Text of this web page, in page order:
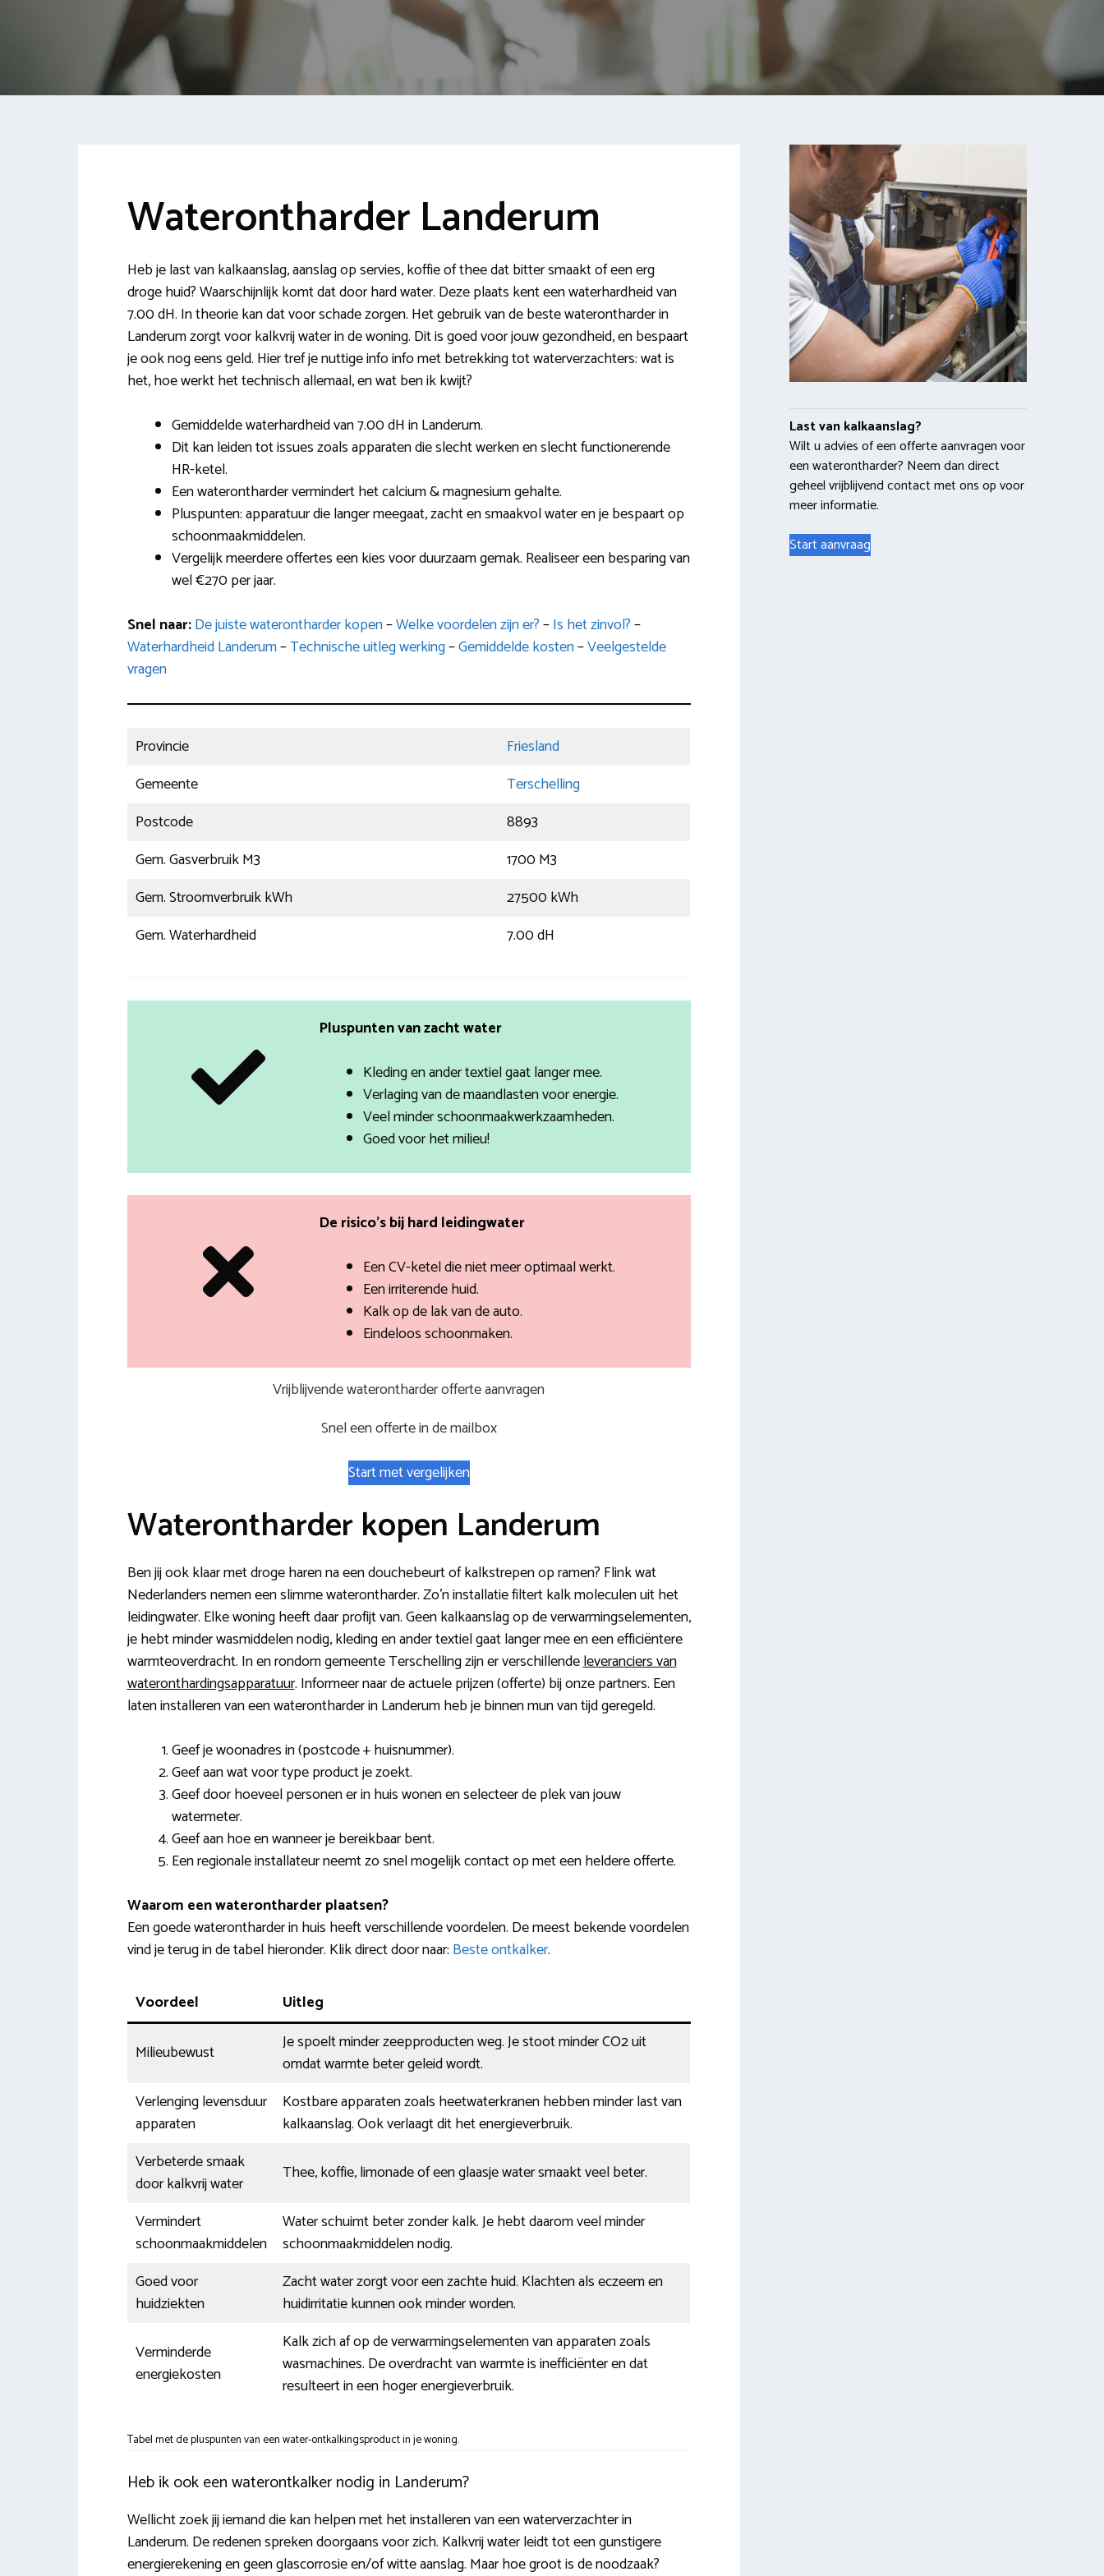
Waterontharder Landerum
Heb je last van kalkaanslag, aanslag op servies, koffie of thee dat bitter smaakt of een erg
droge huid? Waarschijnlijk komt dat door hard water. Deze plaats kent een waterhardheid van
7.00 dH. In theorie kan dat voor schade zorgen. Het gebruik van de beste waterontharder in
Landerum zorgt voor kalkvrij water in de woning. Dit is goed voor jouw gezondheid, en bespaart
je ook nog eens geld. Hier tref je nuttige info info met betrekking tot waterverzachters: wat is
het, hoe werkt het technisch allemaal, en wat ben ik kwijt?
Gemiddelde waterhardheid van 7.00 dH in Landerum.
Dit kan leiden tot issues zoals apparaten die slecht werken en slecht functionerende
HR-ketel.
Een waterontharder vermindert het calcium & magnesium gehalte.
Pluspunten: apparatuur die langer meegaat, zacht en smaakvol water en je bespaart op
schoonmaakmiddelen.
Vergelijk meerdere offertes een kies voor duurzaam gemak. Realiseer een besparing van
wel €270 per jaar.
Snel naar:De juiste waterontharder kopen–Welke voordelen zijn er?–Is het zinvol?–
Waterhardheid Landerum–Technische uitleg werking–Gemiddelde kosten–Veelgestelde
vragen
Provincie
Friesland
Gemeente
Terschelling
Postcode
8893
Gem. Gasverbruik M3
1700 M3
Gem. Stroomverbruik kWh
27500 kWh
Gem. Waterhardheid
7.00 dH
Pluspunten van zacht water
Kleding en ander textiel gaat langer mee.
Verlaging van de maandlasten voor energie.
Veel minder schoonmaakwerkzaamheden.
Goed voor het milieu!
De risico’s bij hard leidingwater
Een CV-ketel die niet meer optimaal werkt.
Een irriterende huid.
Kalk op de lak van de auto.
Eindeloos schoonmaken.
Vrijblijvende waterontharder offerte aanvragen
Snel een offerte in de mailbox
Start met vergelijken
Waterontharder kopen Landerum
Ben jij ook klaar met droge haren na een douchebeurt of kalkstrepen op ramen? Flink wat
Nederlanders nemen een slimme waterontharder. Zo’n installatie filtert kalk moleculen uit het
leidingwater. Elke woning heeft daar profijt van. Geen kalkaanslag op de verwarmingselementen,
je hebt minder wasmiddelen nodig, kleding en ander textiel gaat langer mee en een efficiëntere
warmteoverdracht. In en rondom gemeente Terschelling zijn er verschillendeleveranciers van
wateronthardingsapparatuur. Informeer naar de actuele prijzen (offerte) bij onze partners. Een
laten installeren van een waterontharder in Landerum heb je binnen mun van tijd geregeld.
Geef je woonadres in (postcode + huisnummer).
Geef aan wat voor type product je zoekt.
Geef door hoeveel personen er in huis wonen en selecteer de plek van jouw
watermeter.
Geef aan hoe en wanneer je bereikbaar bent.
Een regionale installateur neemt zo snel mogelijk contact op met een heldere offerte.
Waarom een waterontharder plaatsen?
Een goede waterontharder in huis heeft verschillende voordelen. De meest bekende voordelen
vind je terug in de tabel hieronder. Klik direct door naar: Beste ontkalker.
Voordeel Uitleg
Milieubewust
Je spoelt minder zeepproducten weg. Je stoot minder CO2 uit
omdat warmte beter geleid wordt.
Verlenging levensduur
apparaten
Kostbare apparaten zoals heetwaterkranen hebben minder last van
kalkaanslag. Ook verlaagt dit het energieverbruik.
Verbeterde smaak
door kalkvrij water
Thee, koffie, limonade of een glaasje water smaakt veel beter.
Vermindert
schoonmaakmiddelen
Water schuimt beter zonder kalk. Je hebt daarom veel minder
schoonmaakmiddelen nodig.
Goed voor
huidziekten
Zacht water zorgt voor een zachte huid. Klachten als eczeem en
huidirritatie kunnen ook minder worden.
Verminderde
energiekosten
Kalk zich af op de verwarmingselementen van apparaten zoals
wasmachines. De overdracht van warmte is inefficiënter en dat
resulteert in een hoger energieverbruik.
Tabel met de pluspunten van een water-ontkalkingsproduct in je woning.
Heb ik ook een waterontkalker nodig in Landerum?
Wellicht zoek jij iemand die kan helpen met het installeren van een waterverzachter in
Landerum. De redenen spreken doorgaans voor zich. Kalkvrij water leidt tot een gunstigere
energierekening en geen glascorrosie en/of witte aanslag. Maar hoe groot is de noodzaak?
Last van kalkaanslag?
Wilt u advies of een offerte aanvragen voor
een waterontharder? Neem dan direct
geheel vrijblijvend contact met ons op voor
meer informatie.
Start aanvraag